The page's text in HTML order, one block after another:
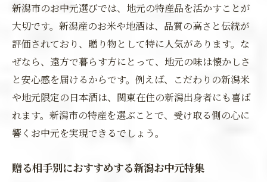
新潟市のお中元選びでは、地元の特産品を活かすことが
大切です。新潟産のお米や地酒は、品質の高さと伝統が
評価されており、贈り物として特に人気があります。な
ぜなら、遠方で暮らす方にとって、地元の味は懐かしさ
と安心感を届けるからです。例えば、こだわりの新潟米
や地元限定の日本酒は、関東在住の新潟出身者にも喜ば
れます。新潟市の特産を選ぶことで、受け取る側の心に
響くお中元を実現できるでしょう。
贈る相手別におすすめする新潟お中元特集